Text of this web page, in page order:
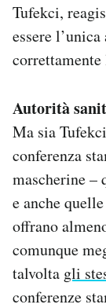
Tufekci,
essere
Autorità
Ma sia
conferenza
mascherine
e anche
offrano
comunque
talvolta gli
conferenze